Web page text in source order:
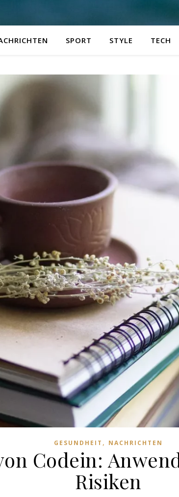
SPORT STYLE TECH
GESUNDHEIT , NACHRICHTEN
Codein:
Risiken